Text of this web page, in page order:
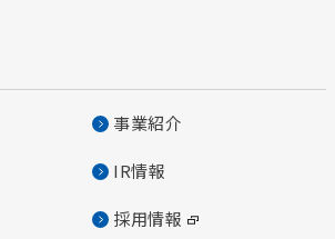
事業紹介
IR情報
採用情報